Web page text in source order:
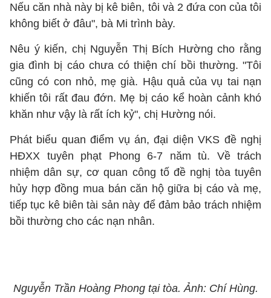
Nếu căn nhà này bị kê biên, tôi và 2 đứa con của tôi
không biết ở đâu", bà Mi trình bày.
Nêu ý kiến, chị Nguyễn Thị Bích Hường cho rằng
gia đình bị cáo chưa có thiện chí bồi thường. "Tôi
cũng có con nhỏ, mẹ già. Hậu quả của vụ tai nạn
khiến tôi rất đau đớn. Mẹ bị cáo kể hoàn cảnh khó
khăn như vậy là rất ích kỷ", chị Hường nói.
Phát biểu quan điểm vụ án, đại diện VKS đề nghị
HĐXX tuyên phạt Phong 6-7 năm tù. Về trách
nhiệm dân sự, cơ quan công tố đề nghị tòa tuyên
hủy hợp đồng mua bán căn hộ giữa bị cáo và mẹ,
tiếp tục kê biên tài sản này để đảm bảo trách nhiệm
bồi thường cho các nạn nhân.
Nguyễn Trần Hoàng Phong tại tòa. Ảnh: Chí Hùng.